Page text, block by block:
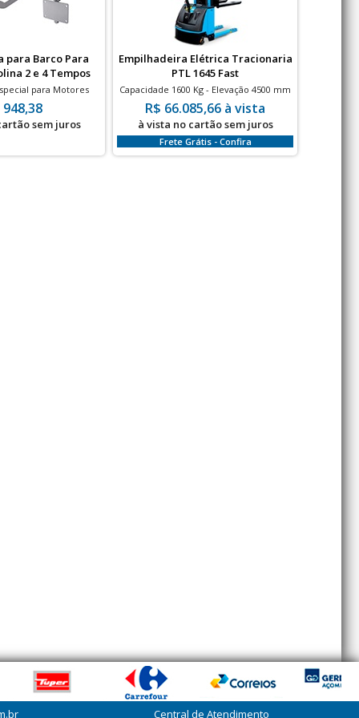
para Barco Para
2 e 4 Tempos
para Motores
HP G6, 5.5 HP e 6.5
HP
948,38
sem juros
Empilhadeira Elétrica Tracionaria
PTL 1645 Fast
Capacidade 1600 Kg - Elevação 4500 mm
- BATERIA LITIO
R$ 66.085,66 à vista
à vista no cartão sem juros
Frete Grátis - Confira
Central de Atendimento